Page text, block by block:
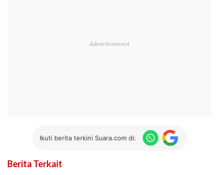
Ikuti berita terkini Suara.com di:
Berita Terkait